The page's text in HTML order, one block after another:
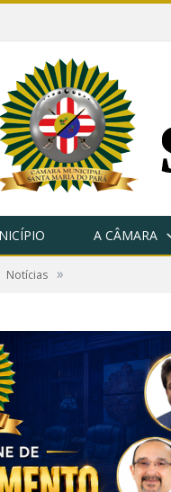
A CÂMARA
Notícias »